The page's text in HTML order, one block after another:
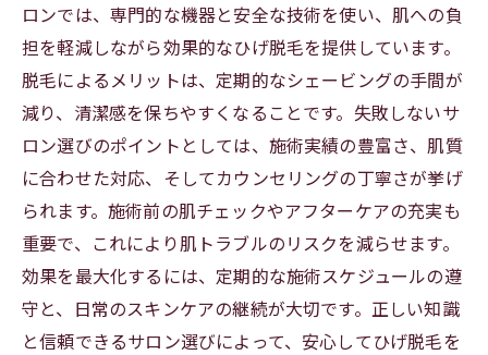
ロンでは、専門的な機器と安全な技術を使い、肌への負
担を軽減しながら効果的なひげ脱毛を提供しています。
脱毛によるメリットは、定期的なシェービングの手間が
減り、清潔感を保ちやすくなることです。失敗しないサ
ロン選びのポイントとしては、施術実績の豊富さ、肌質
に合わせた対応、そしてカウンセリングの丁寧さが挙げ
られます。施術前の肌チェックやアフターケアの充実も
重要で、これにより肌トラブルのリスクを減らせます。
効果を最大化するには、定期的な施術スケジュールの遵
守と、日常のスキンケアの継続が大切です。正しい知識
と信頼できるサロン選びによって、安心してひげ脱毛を